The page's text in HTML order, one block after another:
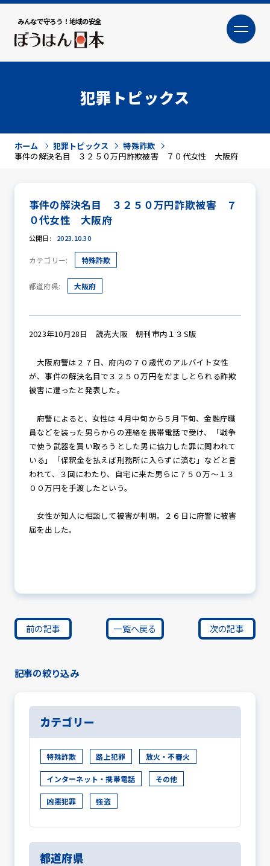
みんなで守ろう！地域の安全
大
犯罪トピックス
防犯活動ニュース
防犯パトロール
防犯セミナー
防犯対策情報
防犯協力会について
犯罪トピックス
ホーム 犯罪トピックス
特殊詐欺
事件の解決名目 ３２５０万円詐欺被害 ７０代女性 大阪府
事件の解決名目 ３２５０万円詐欺被害 ７
０代女性 大阪府
公開日: 2023.10.30
カテゴリー: 特殊詐欺
都道府県: 大阪府
2023年10月28日 読売大阪 朝刊市内１３S版
大阪府警は２７日、府内の７０歳代のアルバイト女性
が、事件の解決名目で３２５０万円をだましとられる詐欺
被害に遭ったと発表した。
府警によると、女性は４月中旬から５月下旬、金融庁職
員などを装った男らからの連絡を携帯電話で受け、「戦争
で使う武器を買い取ろうとした男に協力した罪に問われて
いる」「保釈金を払えば刑務所に入らずに済む」などと言
われて、３回にわたり、自宅に来た男らに７５０万～１３
００万円を手渡したという。
女性が知人に相談して被害が判明。２６日に府警に被害
届を出した。
前の記事 一覧へ戻る 次の記事
記事の絞り込み
カテゴリー
特殊詐欺 路上犯罪 放火・不審火
インターネット・携帯電話 その他
凶悪犯罪 強盗
都道府県